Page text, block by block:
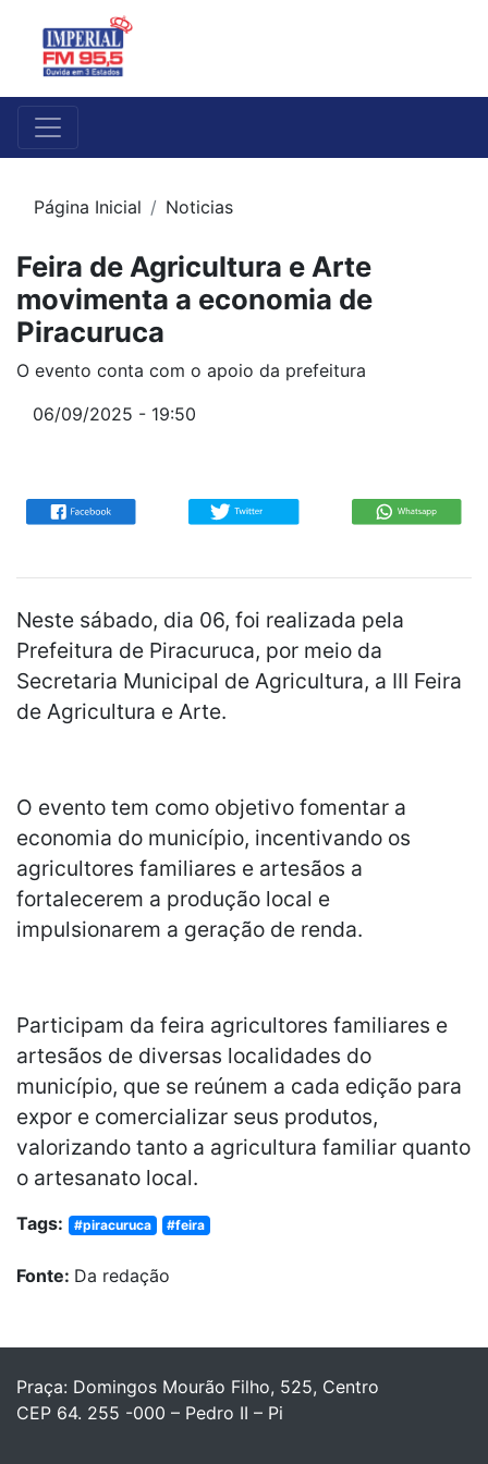
Página Inicial Noticias
Feira de Agricultura e Arte
movimenta a economia de
Piracuruca
O evento conta com o apoio da prefeitura
06/09/2025 - 19:50
Neste sábado, dia 06, foi realizada pela
Prefeitura de Piracuruca, por meio da
Secretaria Municipal de Agricultura, a III Feira
de Agricultura e Arte.
O evento tem como objetivo fomentar a
economia do município, incentivando os
agricultores familiares e artesãos a
fortalecerem a produção local e
impulsionarem a geração de renda.
Participam da feira agricultores familiares e
artesãos de diversas localidades do
município, que se reúnem a cada edição para
expor e comercializar seus produtos,
valorizando tanto a agricultura familiar quanto
o artesanato local.
Tags: #piracuruca #feira
Fonte: Da redação
Praça: Domingos Mourão Filho, 525, Centro
CEP 64. 255 -000 – Pedro II – Pi